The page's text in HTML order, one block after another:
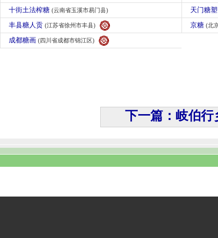
十街土法榨糖 (云南省玉溪市易门县) 天门糖
丰县糖人贡 (江苏省徐州市丰县) 京糖 (北
成都糖画 (四川省成都市锦江区)
下一篇：岐伯行